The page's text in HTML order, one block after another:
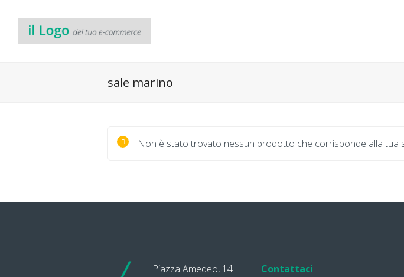
sale marino
Non è stato trovato nessun prodotto che corrisponde alla tua
Piazza Amedeo, 14
Contattaci